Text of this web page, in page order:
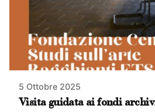
5 Ottobre 2025
Visita guidata ai fondi